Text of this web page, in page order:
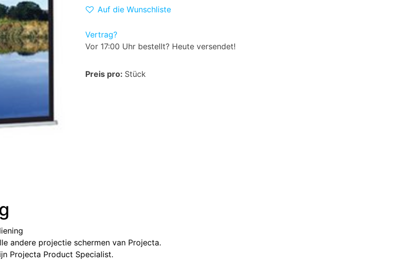
Auf die Wunschliste
Vertrag?
Vor 17:00 Uhr bestellt? Heute versendet!
Preis pro: Stück
andere projectie schermen van Projecta.
Projecta Product Specialist.